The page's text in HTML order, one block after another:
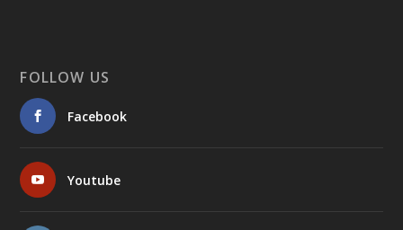
FOLLOW US
Facebook
Youtube